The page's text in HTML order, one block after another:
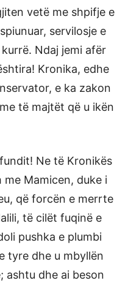
vetë me shpifje e
servilosje e
Ndaj jemi afër
Kronika, edhe
e ka zakon
të majtët që u ikën
Ne të Kronikës
me Mamicen, duke i
që forcën e merrte
të cilët fuqinë e
pushka e plumbi
tyre dhe u mbyllën
ashtu dhe ai beson